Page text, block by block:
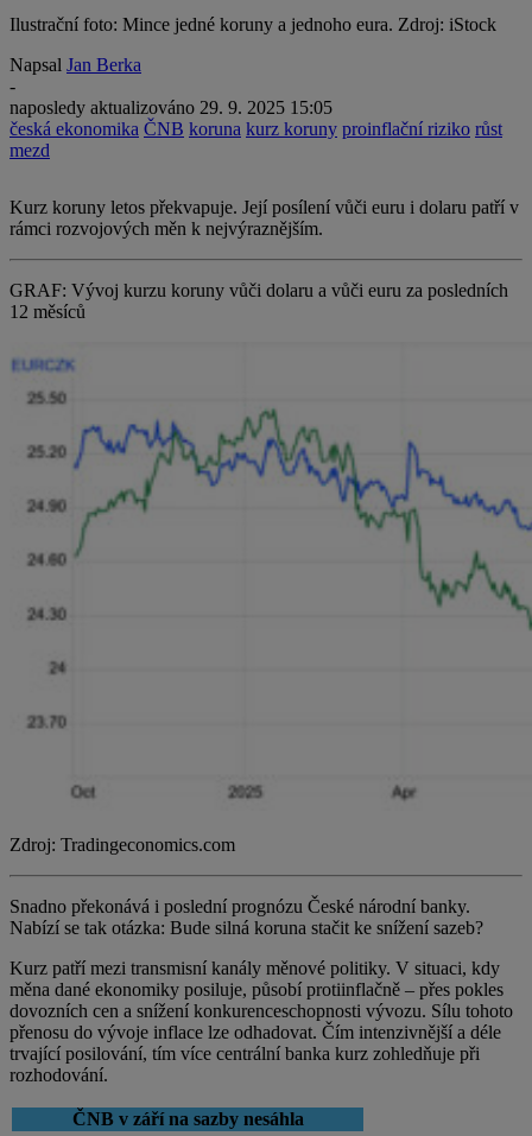
Ilustrační foto: Mince jedné koruny a jednoho eura. Zdroj: iStock
Napsal Jan Berka
-
naposledy aktualizováno 29. 9. 2025 15:05
česká ekonomika ČNB koruna kurz koruny proinflační riziko růst
mezd
Kurz koruny letos překvapuje. Její posílení vůči euru i dolaru patří v
rámci rozvojových měn k nejvýraznějším.
GRAF: Vývoj kurzu koruny vůči dolaru a vůči euru za posledních
12 měsíců
Zdroj: Tradingeconomics.com
Snadno překonává i poslední prognózu České národní banky.
Nabízí se tak otázka: Bude silná koruna stačit ke snížení sazeb?
Kurz patří mezi transmisní kanály měnové politiky. V situaci, kdy
měna dané ekonomiky posiluje, působí protiinflačně – přes pokles
dovozních cen a snížení konkurenceschopnosti vývozu. Sílu tohoto
přenosu do vývoje inflace lze odhadovat. Čím intenzivnější a déle
trvající posilování, tím více centrální banka kurz zohledňuje při
rozhodování.
ČNB v září na sazby nesáhla